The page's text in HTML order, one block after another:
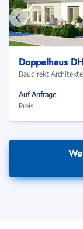
Auf Anfrage
Preis
Vorheriges
Haus